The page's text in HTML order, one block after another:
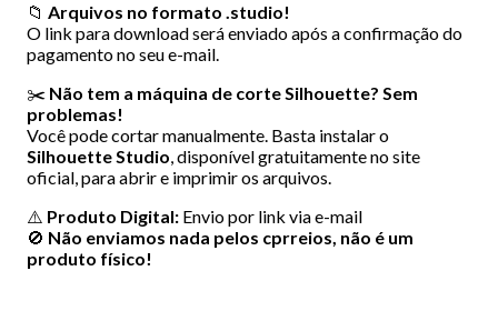
📁 Arquivos no formato .studio!
O link para download será enviado após a confirmação do
pagamento no seu e-mail.
✂️ Não tem a máquina de corte Silhouette? Sem
problemas!
Você pode cortar manualmente. Basta instalar o
Silhouette Studio, disponível gratuitamente no site
oficial, para abrir e imprimir os arquivos.
⚠️ Produto Digital: Envio por link via e-mail
🚫 Não enviamos nada pelos cprreios, não é um
produto físico!